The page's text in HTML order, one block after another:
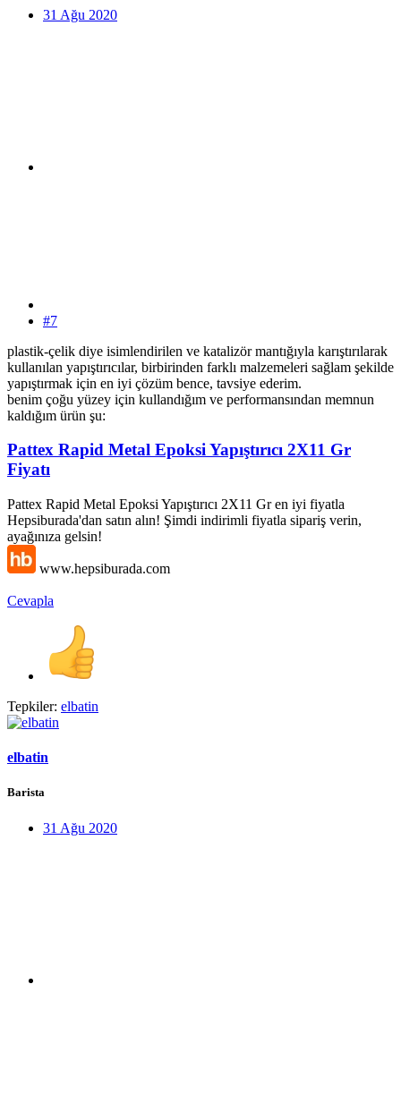
31 Ağu 2020
#7
plastik-çelik diye isimlendirilen ve katalizör mantığıyla karıştırılarak
kullanılan yapıştırıcılar, birbirinden farklı malzemeleri sağlam şekilde
yapıştırmak için en iyi çözüm bence, tavsiye ederim.
benim çoğu yüzey için kullandığım ve performansından memnun
kaldığım ürün şu:
Pattex Rapid Metal Epoksi Yapıştırıcı 2X11 Gr
Fiyatı
Pattex Rapid Metal Epoksi Yapıştırıcı 2X11 Gr en iyi fiyatla
Hepsiburada'dan satın alın! Şimdi indirimli fiyatla sipariş verin,
ayağınıza gelsin!
www.hepsiburada.com
Cevapla
Tepkiler: elbatin
elbatin
Barista
31 Ağu 2020